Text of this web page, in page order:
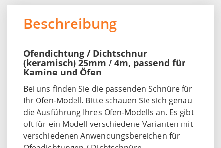
Beschreibung
Ofendichtung / Dichtschnur
(keramisch) 25mm / 4m, passend für
Kamine und Öfen
Bei uns finden Sie die passenden Schnüre für
Ihr Ofen-Modell. Bitte schauen Sie sich genau
die Ausführung Ihres Ofen-Modells an. Es gibt
oft für ein Modell verschiedene Varianten mit
verschiedenen Anwendungsbereichen für